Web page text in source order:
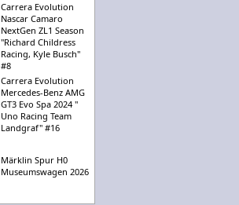
Carrera Evolution
Nascar Camaro
NextGen ZL1 Season
"Richard Childress
Racing, Kyle Busch"
#8
Carrera Evolution
Mercedes-Benz AMG
GT3 Evo Spa 2024 "
Uno Racing Team
Landgraf" #16
Märklin Spur H0
Museumswagen 2026